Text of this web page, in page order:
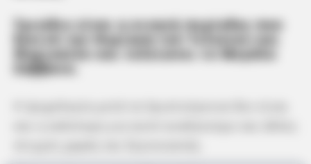
Τριώδιο είναι η κινητή περίοδος που
Φαρισαίου και τελειώνει το Μεγάλο